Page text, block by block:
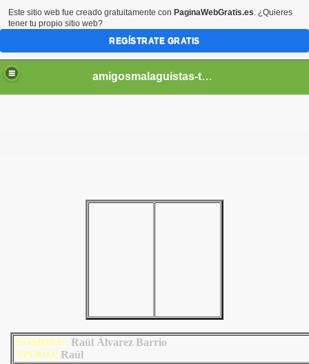
amigosmalaguistas-temporadas
NOMBRE: Raúl Álvarez Barrio
APODO: Raúl
Este sitio web fue creado gratuitamente con PaginaWebGratis.es. ¿Quieres
tener tu propio sitio web?
REGÍSTRATE GRATIS